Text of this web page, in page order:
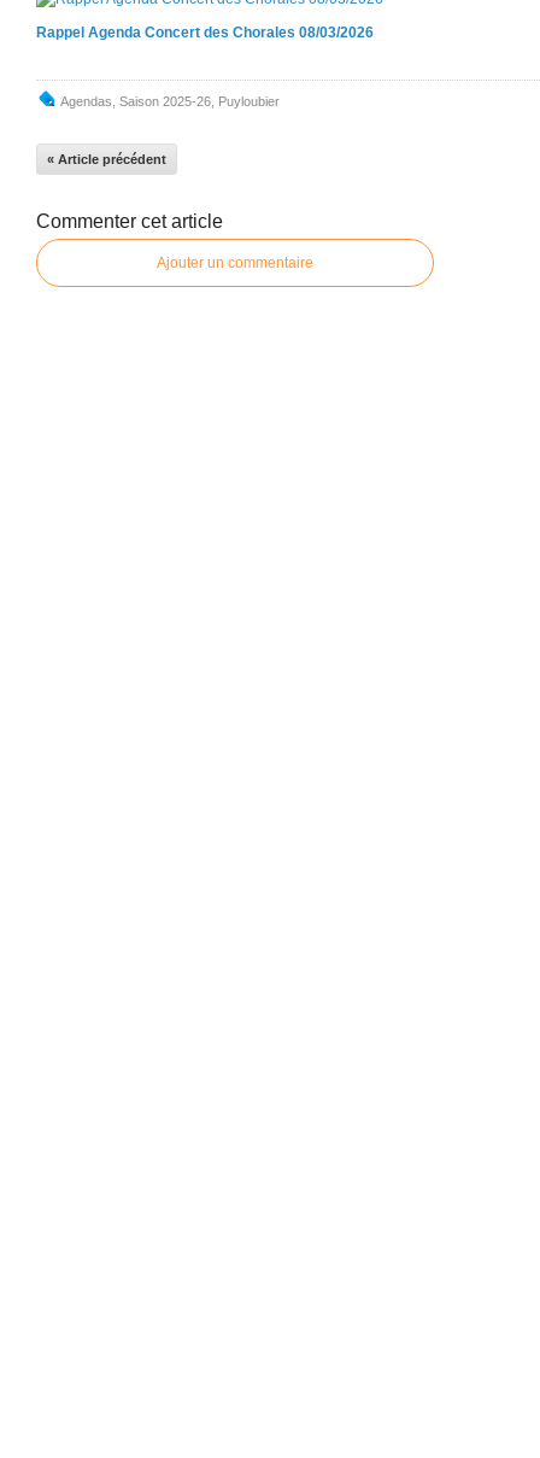
Rappel Agenda Concert des Chorales 08/03/2026
Agendas Saison 2025-26 Puyloubier
« Article précédent
Commenter cet article
Ajouter un commentaire